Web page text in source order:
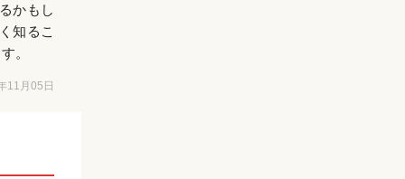
かもし
知るこ
。
11月05日